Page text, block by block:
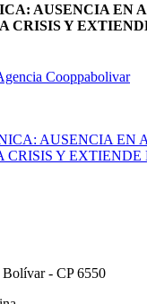
AUSENCIA EN
CRISIS Y
Cooppabolivar
- CP 6550